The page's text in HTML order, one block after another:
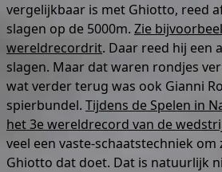
vergelijkbaar is met Ghiotto, reed
slagen op de 5000m. Zie
wereldrecordrit. Daar reed hij een
slagen. Maar dat waren rondjes
wat verder terug was ook Gianni
spierbundel. Tijdens de Spelen in
het 3e wereldrecord van de
veel een vaste-schaatstechniek
Ghiotto dat doet. Dat is natuurlijk